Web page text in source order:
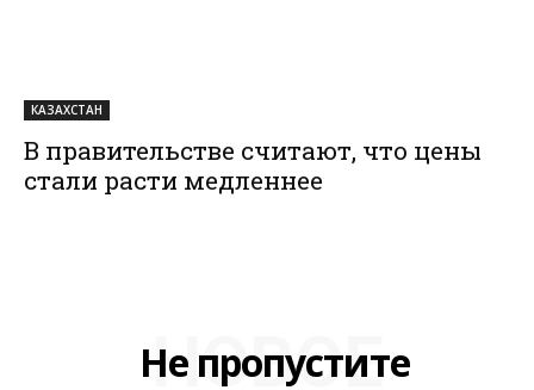
КАЗАХСТАН
В правительстве считают, что цены
стали расти медленнее
Не пропустите
НОВОЕ